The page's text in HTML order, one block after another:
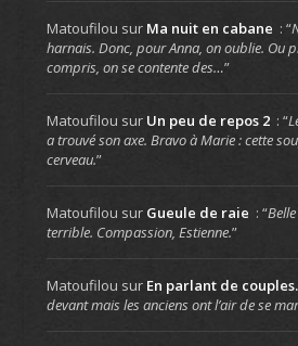
Matoufilou sur Ma nuit en cabane : “
harnais. Donc, pour Anna, on oublie. Ou
compris, on se contente des…”
Matoufilou sur Un peu de repos 2 : “
a trouvé son axe. Bravo à Marie : cette
cerveau.”
Matoufilou sur Gueule de raie : “
terrible. Compassion, Estienne.”
Matoufilou sur En parlant de
devant mais les anciens ont l’air de se